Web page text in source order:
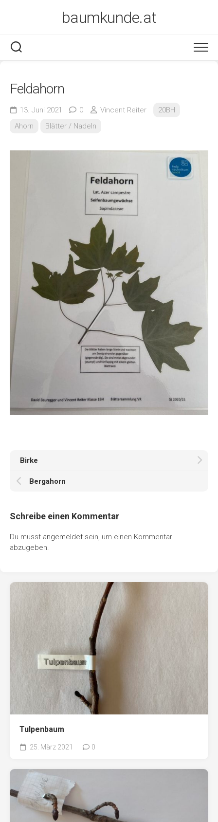
baumkunde.at
Feldahorn
13. Juni 2021 0 Vincent Reiter
20BH
Ahorn
Blätter / Nadeln
Birke
Bergahorn
Schreibe einen Kommentar
Du musst angemeldet sein, um einen Kommentar
abzugeben.
Tulpenbaum
25. März 2021 0